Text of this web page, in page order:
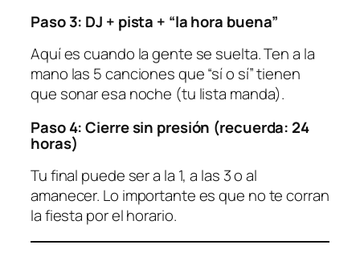
Paso 3: DJ + pista + “la hora buena”
Aquí es cuando la gente se suelta. Ten a la
mano las 5 canciones que “sí o sí” tienen
que sonar esa noche (tu lista manda).
Paso 4: Cierre sin presión (recuerda: 24
horas)
Tu final puede ser a la 1, a las 3 o al
amanecer. Lo importante es que no te corran
la fiesta por el horario.